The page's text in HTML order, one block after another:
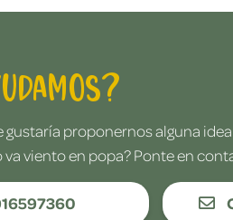
gustaría proponernos alguna
viento en popa? Ponte en